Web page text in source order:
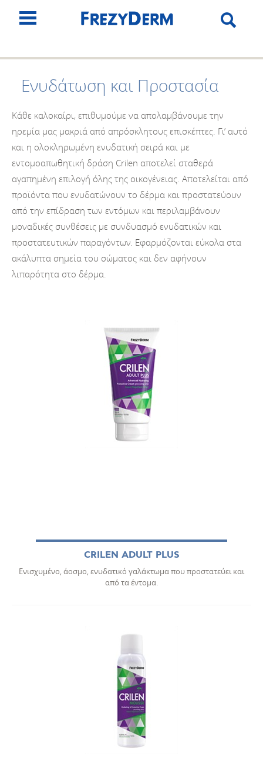
Ενυδάτωση και Προστασία
Κάθε καλοκαίρι, επιθυμούμε να απολαμβάνουμε την
ηρεμία μας μακριά από απρόσκλητους επισκέπτες. Γι’ αυτό
και η ολοκληρωμένη ενυδατική σειρά και με
εντομοαπωθητική δράση Crilen αποτελεί σταθερά
αγαπημένη επιλογή όλης της οικογένειας. Αποτελείται από
προϊόντα που ενυδατώνουν το δέρμα και προστατεύουν
από την επίδραση των εντόμων και περιλαμβάνουν
μοναδικές συνθέσεις με συνδυασμό ενυδατικών και
προστατευτικών παραγόντων. Εφαρμόζονται εύκολα στα
ακάλυπτα σημεία του σώματος και δεν αφήνουν
λιπαρότητα στο δέρμα.
CRILEN ADULT PLUS
Ενισχυμένο, άοσμο, ενυδατικό γαλάκτωμα που προστατεύει και
από τα έντομα.